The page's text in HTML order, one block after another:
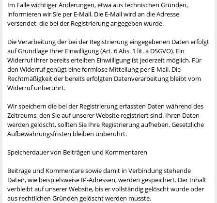
Im Falle wichtiger Änderungen, etwa aus technischen Gründen,
informieren wir Sie per E-Mail. Die E-Mail wird an die Adresse
versendet, die bei der Registrierung angegeben wurde.
Die Verarbeitung der bei der Registrierung eingegebenen Daten erfolgt
auf Grundlage Ihrer Einwilligung (Art. 6 Abs. 1 lit. a DSGVO). Ein
Widerruf Ihrer bereits erteilten Einwilligung ist jederzeit möglich. Für
den Widerruf genügt eine formlose Mitteilung per E-Mail. Die
Rechtmäßigkeit der bereits erfolgten Datenverarbeitung bleibt vom
Widerruf unberührt.
Wir speichern die bei der Registrierung erfassten Daten während des
Zeitraums, den Sie auf unserer Website registriert sind. Ihren Daten
werden gelöscht, sollten Sie Ihre Registrierung aufheben. Gesetzliche
Aufbewahrungsfristen bleiben unberührt.
Speicherdauer von Beiträgen und Kommentaren
Beiträge und Kommentare sowie damit in Verbindung stehende
Daten, wie beispielsweise IP-Adressen, werden gespeichert. Der Inhalt
verbleibt auf unserer Website, bis er vollständig gelöscht wurde oder
aus rechtlichen Gründen gelöscht werden musste.